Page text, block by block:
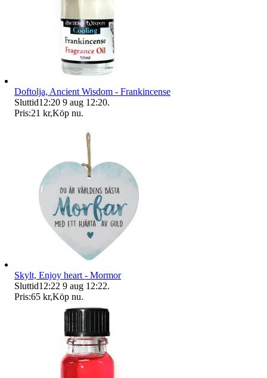
Doftolja, Ancient Wisdom - Frankincense
Sluttid12:20 9 aug 12:20.
Pris:21 kr,Köp nu.
Skylt, Enjoy heart - Mormor
Sluttid12:22 9 aug 12:22.
Pris:65 kr,Köp nu.